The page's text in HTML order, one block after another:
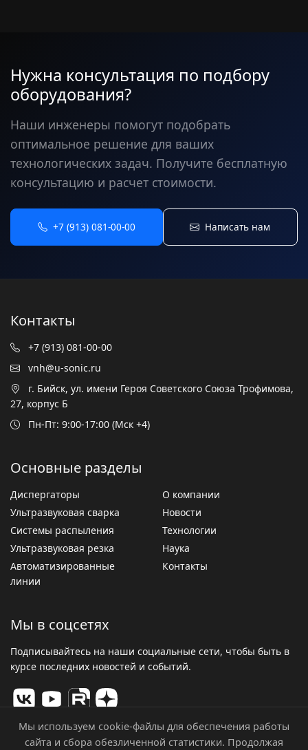
Нужна консультация по подбору
оборудования?
Наши инженеры помогут подобрать
оптимальное решение для ваших
технологических задач. Получите бесплатную
консультацию и расчет стоимости.
+7 (913) 081-00-00 Написать нам
Контакты
+7 (913) 081-00-00
vnh@u-sonic.ru
г. Бийск, ул. имени Героя Советского Союза Трофимова,
27, корпус Б
Пн-Пт: 9:00-17:00 (Мск +4)
Основные разделы
Диспергаторы
Ультразвуковая сварка
Системы распыления
Ультразвуковая резка
Автоматизированные
линии
О компании
Новости
Технологии
Наука
Контакты
Мы в соцсетях
Подписывайтесь на наши социальные сети, чтобы быть в
курсе последних новостей и событий.
Мы используем cookie-файлы для обеспечения работы
сайта и сбора обезличенной статистики. Продолжая